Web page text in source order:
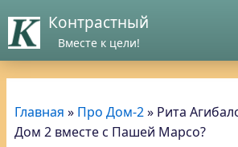
Контрастный
Вместе к цели!
Главная » Про Дом-2» Рита
Дом 2 вместе с Пашей Марсо?